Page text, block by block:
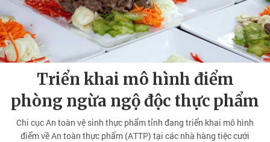
Triển khai mô hình điểm
phòng ngừa ngộ độc thực phẩm
Chi cục An toàn vệ sinh thực phẩm tỉnh đang triển khai mô hình
điểm về An toàn thực phẩm (ATTP) tại các nhà hàng tiệc cưới